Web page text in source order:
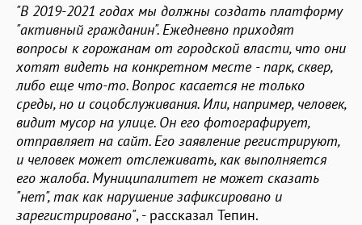
"В 2019-2021 годах мы должны создать платформу
"активный гражданин". Ежедневно приходят
вопросы к горожанам от городской власти, что они
хотят видеть на конкретном месте - парк, сквер,
либо еще что-то. Вопрос касается не только
среды, но и соцобслуживания. Или, например, человек,
видит мусор на улице. Он его фотографирует,
отправляет на сайт. Его заявление регистрируют,
и человек может отслеживать, как выполняется
его жалоба. Муниципалитет не может сказать
"нет", так как нарушение зафиксировано и
зарегистрировано", - рассказал Тепин.